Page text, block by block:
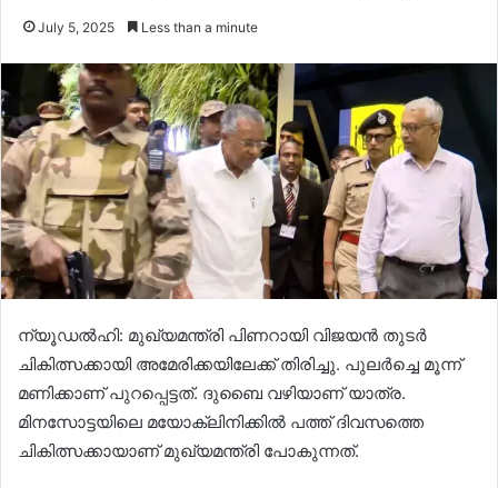
July 5, 2025 Less than a minute
ന്യൂഡല്‍ഹി: മുഖ്യമന്ത്രി പിണറായി വിജയന്‍ തുടര്‍
ചികിത്സക്കായി അമേരിക്കയിലേക്ക് തിരിച്ചു. പുലര്‍ച്ചെ മൂന്ന്
മണിക്കാണ് പുറപ്പെട്ടത്. ദുബൈ വഴിയാണ് യാത്ര.
മിനസോട്ടയിലെ മയോക്ലിനിക്കില്‍ പത്ത് ദിവസത്തെ
ചികിത്സക്കായാണ് മുഖ്യമന്ത്രി പോകുന്നത്.